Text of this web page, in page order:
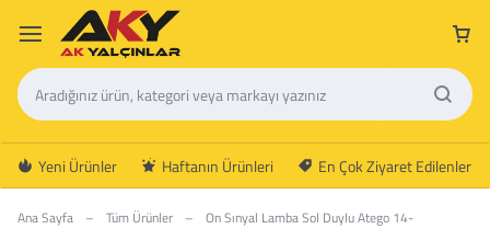
Yeni Ürünler Haftanın Ürünleri En Çok Ziyaret Edilenler
Ana Sayfa – Tüm Ürünler – On Sınyal Lamba Sol Duylu Atego 14-